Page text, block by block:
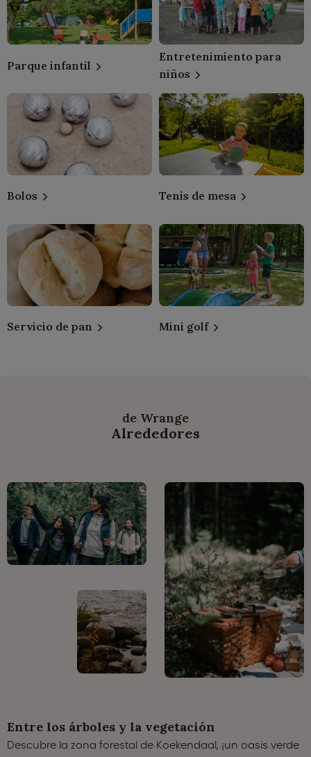
Parque infantil
Entretenimiento para
niños
Bolos Tenis de mesa
Servicio de pan Mini golf
de Wrange
Alrededores
Entre los árboles y la vegetación
Descubre la zona forestal de Koekendaal, ¡un oasis verde